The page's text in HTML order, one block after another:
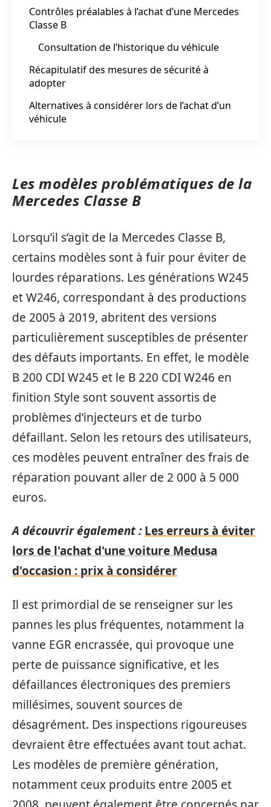
Contrôles préalables à l’achat d’une Mercedes
Classe B
Consultation de l’historique du véhicule
Récapitulatif des mesures de sécurité à
adopter
Alternatives à considérer lors de l’achat d’un
véhicule
Les modèles problématiques de la
Mercedes Classe B
Lorsqu’il s’agit de la Mercedes Classe B,
certains modèles sont à fuir pour éviter de
lourdes réparations. Les générations W245
et W246, correspondant à des productions
de 2005 à 2019, abritent des versions
particulièrement susceptibles de présenter
des défauts importants. En effet, le modèle
B 200 CDI W245 et le B 220 CDI W246 en
finition Style sont souvent assortis de
problèmes d’injecteurs et de turbo
défaillant. Selon les retours des utilisateurs,
ces modèles peuvent entraîner des frais de
réparation pouvant aller de 2 000 à 5 000
euros.
A découvrir également : Les erreurs à éviter
lors de l'achat d'une voiture Medusa
d'occasion : prix à considérer
Il est primordial de se renseigner sur les
pannes les plus fréquentes, notamment la
vanne EGR encrassée, qui provoque une
perte de puissance significative, et les
défaillances électroniques des premiers
millésimes, souvent sources de
désagrément. Des inspections rigoureuses
devraient être effectuées avant tout achat.
Les modèles de première génération,
notamment ceux produits entre 2005 et